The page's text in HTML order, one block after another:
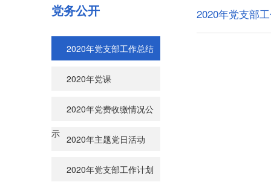
党务公开
2020年党支部工作总结
2020年党课
2020年党费收缴情况公
示 2020年主题党日活动
2020年党支部工作计划
2020年党支部